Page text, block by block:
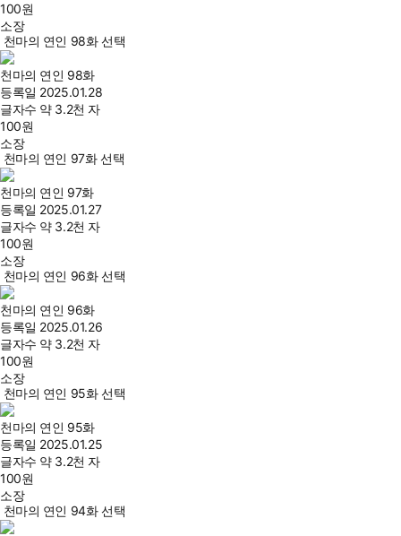
100원
소장
천마의 연인 98화 선택
천마의 연인 98화
등록일 2025.01.28
글자수 약 3.2천 자
100원
소장
천마의 연인 97화 선택
천마의 연인 97화
등록일 2025.01.27
글자수 약 3.2천 자
100원
소장
천마의 연인 96화 선택
천마의 연인 96화
등록일 2025.01.26
글자수 약 3.2천 자
100원
소장
천마의 연인 95화 선택
천마의 연인 95화
등록일 2025.01.25
글자수 약 3.2천 자
100원
소장
천마의 연인 94화 선택